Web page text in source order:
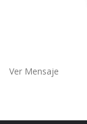
Ver Mensaje